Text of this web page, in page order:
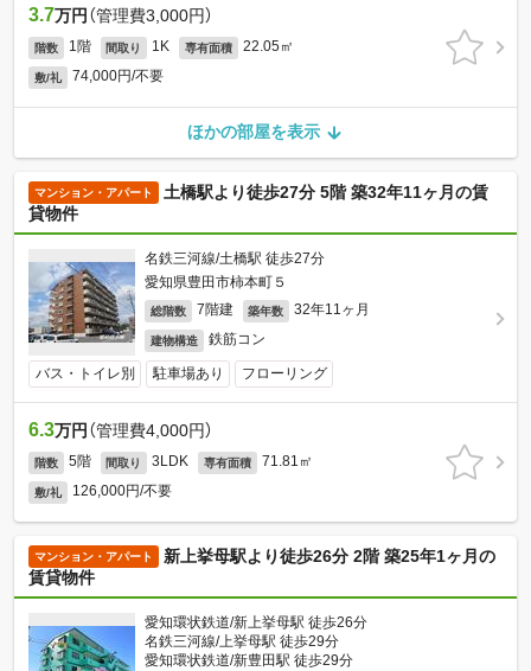
3.7万円 （管理費3,000円）
階数 1階 間取り 1K 専有面積 22.05㎡
敷/礼 74,000円/不要
ほかの部屋を表示
マンション・アパート
土橋駅より徒歩27分 5階 築32年11ヶ月の賃
貸物件
名鉄三河線/土橋駅 徒歩27分
愛知県豊田市柿本町５
総階数 7階建 築年数 32年11ヶ月
建物構造 鉄筋コン
バス・トイレ別 駐車場あり フローリング
6.3万円 （管理費4,000円）
階数 5階 間取り 3LDK 専有面積 71.81㎡
敷/礼 126,000円/不要
マンション・アパート
新上挙母駅より徒歩26分 2階 築25年1ヶ月の
賃貸物件
愛知環状鉄道/新上挙母駅 徒歩26分
名鉄三河線/上挙母駅 徒歩29分
愛知環状鉄道/新豊田駅 徒歩29分